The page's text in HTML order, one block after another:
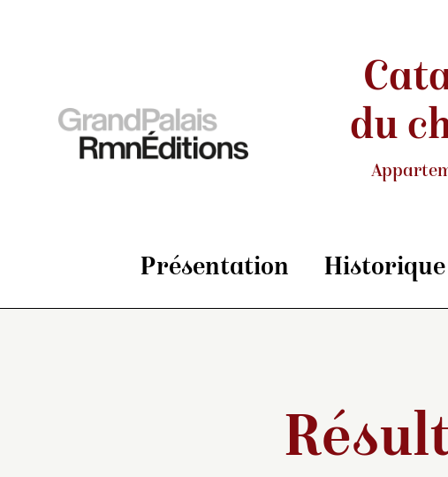
du
Présentation Historique